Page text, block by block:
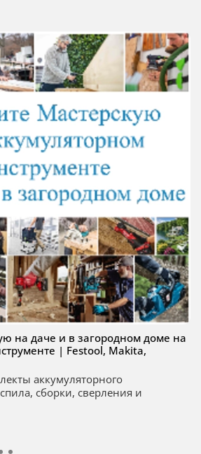
на даче и в загородном доме на
| Festool, Makita,
аккумуляторного
сборки, сверления и